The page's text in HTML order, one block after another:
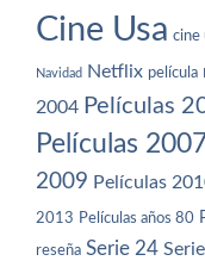
Cine Usa cine
Navidad Netflix película
2004 Películas
Películas
2009 Películas
2013 Películas años 80
reseña Serie 24